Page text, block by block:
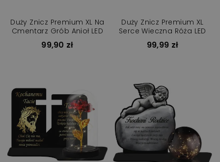
Duży Znicz Premium XL Na
Cmentarz Grób Anioł LED
99,90 zł
Duży Znicz Premium XL
Serce Wieczna Róża LED
99,99 zł